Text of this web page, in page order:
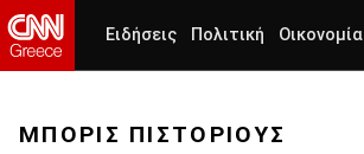
Ειδήσεις Πολιτική Οικονομία
ΜΠΟΡΙΣ ΠΙΣΤΟΡΙΟΥΣ